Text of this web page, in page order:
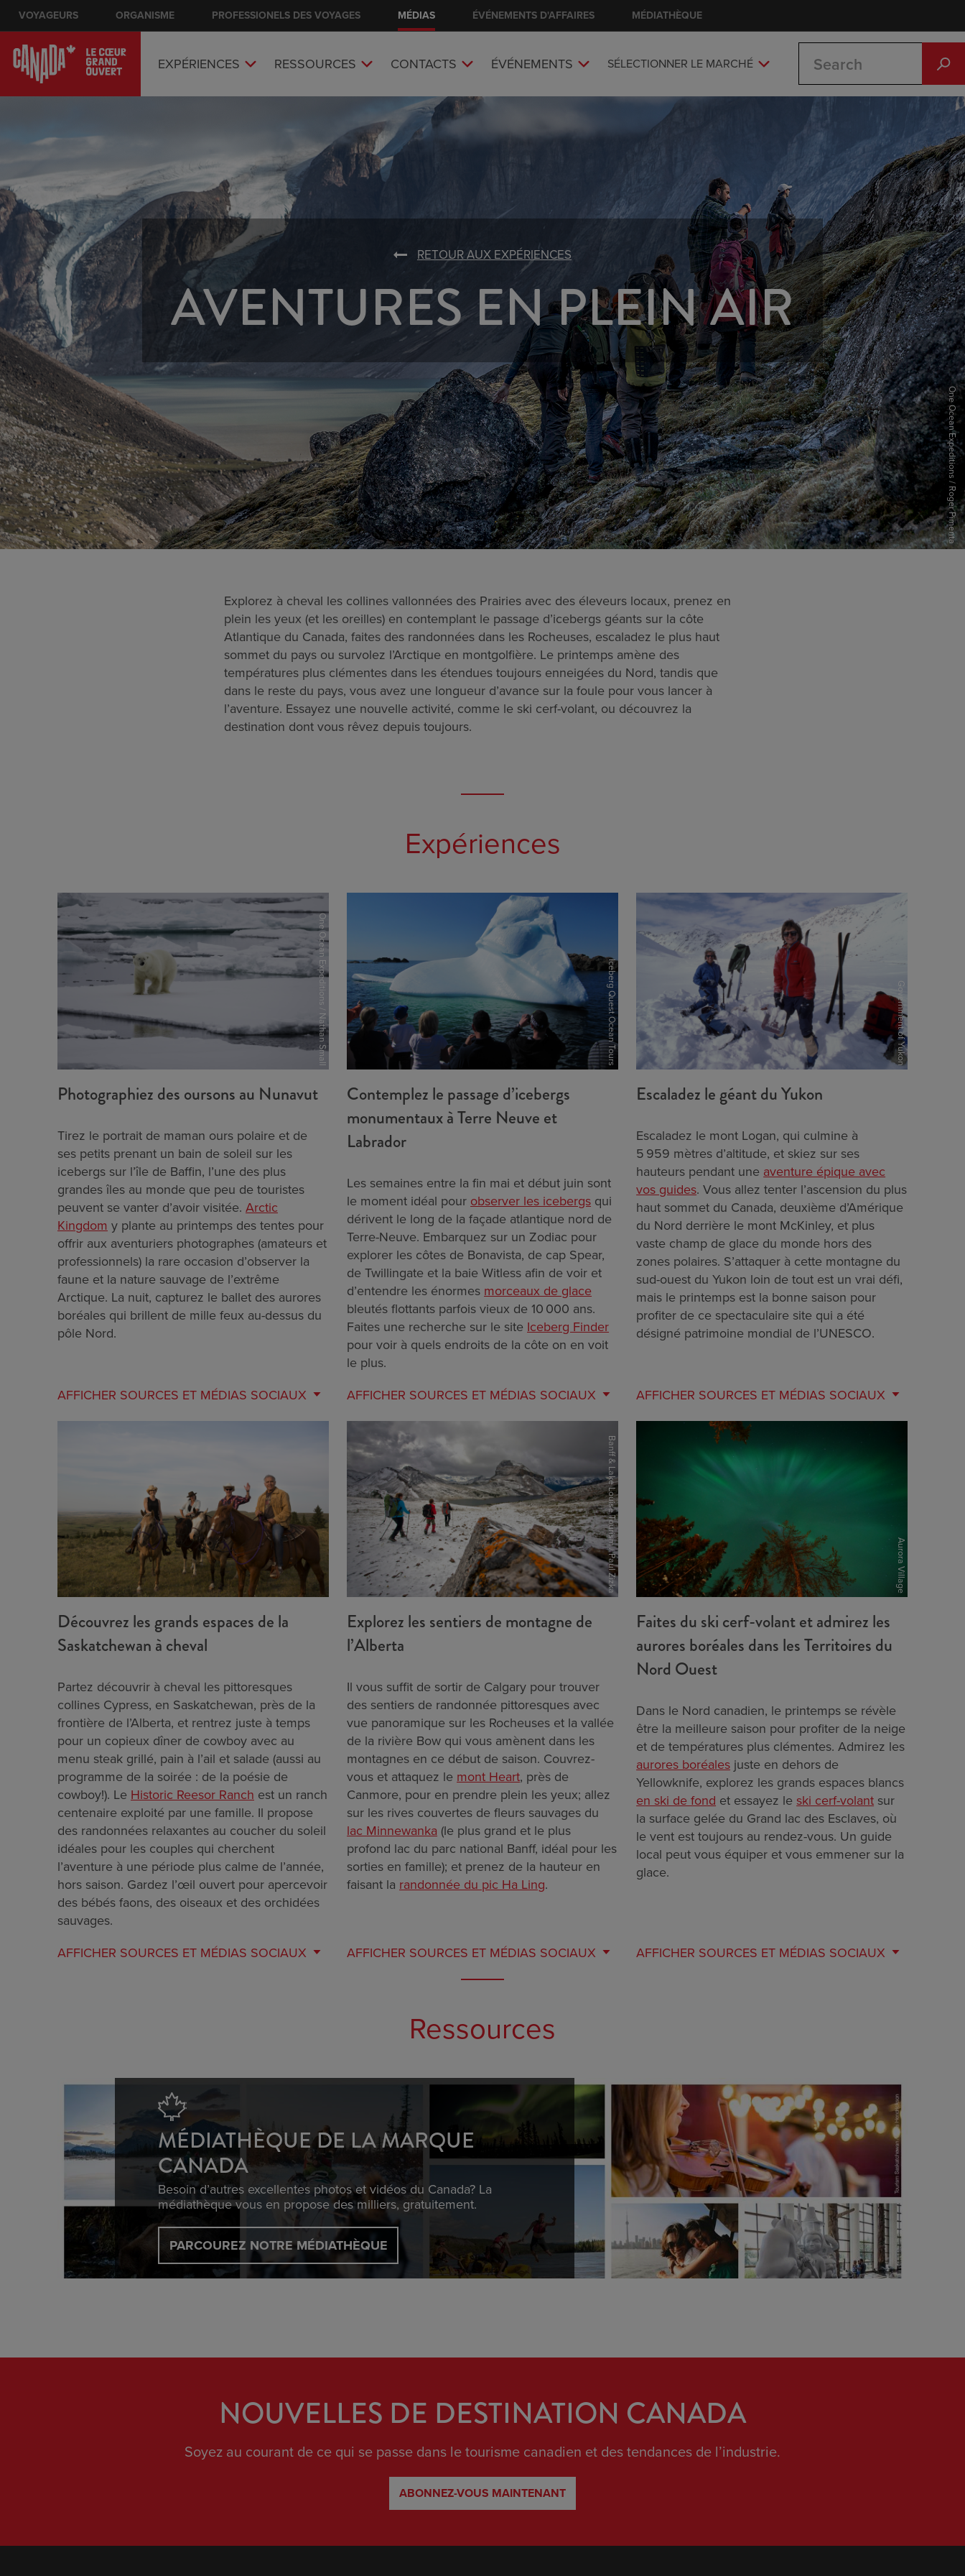
Skip
main
content
VOYAGEURS ORGANISME PROFESSIONELS DES VOYAGES MÉDIAS ÉVÉNEMENTS D'AFFAIRES MÉDIATHÈQUE
Main nav
EXPÉRIENCES RESSOURCES CONTACTS ÉVÉNEMENTS SÉLECTIONNER LE MARCHÉ
Search
RETOUR AUX EXPÉRIENCES
AVENTURES EN PLEIN AIR
One Ocean Expeditions / Roger Pimenta
Explorez à cheval les collines vallonnées des Prairies avec des éleveurs locaux, prenez en
plein les yeux (et les oreilles) en contemplant le passage d’icebergs géants sur la côte
Atlantique du Canada, faites des randonnées dans les Rocheuses, escaladez le plus haut
sommet du pays ou survolez l’Arctique en montgolfière. Le printemps amène des
températures plus clémentes dans les étendues toujours enneigées du Nord, tandis que
dans le reste du pays, vous avez une longueur d’avance sur la foule pour vous lancer à
l’aventure. Essayez une nouvelle activité, comme le ski cerf-volant, ou découvrez la
destination dont vous rêvez depuis toujours.
Expériences
One Ocean Expeditions / Nathan Small
Photographiez des oursons au Nunavut
Tirez le portrait de maman ours polaire et de
ses petits prenant un bain de soleil sur les
icebergs sur l’île de Baffin, l’une des plus
grandes îles au monde que peu de touristes
peuvent se vanter d’avoir visitée. Arctic
Kingdom y plante au printemps des tentes pour
offrir aux aventuriers photographes (amateurs et
professionnels) la rare occasion d’observer la
faune et la nature sauvage de l’extrême
Arctique. La nuit, capturez le ballet des aurores
boréales qui brillent de mille feux au-dessus du
pôle Nord.
AFFICHER SOURCES ET MÉDIAS SOCIAUX
Iceberg Quest Ocean Tours
Contemplez le passage d’icebergs
monumentaux à Terre Neuve et
Labrador
Les semaines entre la fin mai et début juin sont
le moment idéal pour observer les icebergs qui
dérivent le long de la façade atlantique nord de
Terre-Neuve. Embarquez sur un Zodiac pour
explorer les côtes de Bonavista, de cap Spear,
de Twillingate et la baie Witless afin de voir et
d’entendre les énormes morceaux de glace
bleutés flottants parfois vieux de 10 000 ans.
Faites une recherche sur le site Iceberg Finder
pour voir à quels endroits de la côte on en voit
le plus.
AFFICHER SOURCES ET MÉDIAS SOCIAUX
Government of Yukon
Escaladez le géant du Yukon
Escaladez le mont Logan, qui culmine à
5 959 mètres d’altitude, et skiez sur ses
hauteurs pendant une aventure épique avec
vos guides. Vous allez tenter l’ascension du plus
haut sommet du Canada, deuxième d’Amérique
du Nord derrière le mont McKinley, et plus
vaste champ de glace du monde hors des
zones polaires. S’attaquer à cette montagne du
sud-ouest du Yukon loin de tout est un vrai défi,
mais le printemps est la bonne saison pour
profiter de ce spectaculaire site qui a été
désigné patrimoine mondial de l’UNESCO.
AFFICHER SOURCES ET MÉDIAS SOCIAUX
Découvrez les grands espaces de la
Saskatchewan à cheval
Partez découvrir à cheval les pittoresques
collines Cypress, en Saskatchewan, près de la
frontière de l’Alberta, et rentrez juste à temps
pour un copieux dîner de cowboy avec au
menu steak grillé, pain à l’ail et salade (aussi au
programme de la soirée : de la poésie de
cowboy!). Le Historic Reesor Ranch est un ranch
centenaire exploité par une famille. Il propose
des randonnées relaxantes au coucher du soleil
idéales pour les couples qui cherchent
l’aventure à une période plus calme de l’année,
hors saison. Gardez l’œil ouvert pour apercevoir
des bébés faons, des oiseaux et des orchidées
sauvages.
AFFICHER SOURCES ET MÉDIAS SOCIAUX
Banff & Lake Louise Tourism / Paul Zizka
Explorez les sentiers de montagne de
l’Alberta
Il vous suffit de sortir de Calgary pour trouver
des sentiers de randonnée pittoresques avec
vue panoramique sur les Rocheuses et la vallée
de la rivière Bow qui vous amènent dans les
montagnes en ce début de saison. Couvrez-
vous et attaquez le mont Heart, près de
Canmore, pour en prendre plein les yeux; allez
sur les rives couvertes de fleurs sauvages du
lac Minnewanka (le plus grand et le plus
profond lac du parc national Banff, idéal pour les
sorties en famille); et prenez de la hauteur en
faisant la randonnée du pic Ha Ling.
AFFICHER SOURCES ET MÉDIAS SOCIAUX
Aurora Village
Faites du ski cerf-volant et admirez les
aurores boréales dans les Territoires du
Nord Ouest
Dans le Nord canadien, le printemps se révèle
être la meilleure saison pour profiter de la neige
et de températures plus clémentes. Admirez les
aurores boréales juste en dehors de
Yellowknife, explorez les grands espaces blancs
en ski de fond et essayez le ski cerf-volant sur
la surface gelée du Grand lac des Esclaves, où
le vent est toujours au rendez-vous. Un guide
local peut vous équiper et vous emmener sur la
glace.
AFFICHER SOURCES ET MÉDIAS SOCIAUX
Ressources
MÉDIATHÈQUE DE LA MARQUE
CANADA
Besoin d’autres excellentes photos et vidéos du Canada? La
médiathèque vous en propose des milliers, gratuitement.
PARCOUREZ NOTRE MÉDIATHÈQUE
NOUVELLES DE DESTINATION CANADA
Soyez au courant de ce qui se passe dans le tourisme canadien et des tendances de l’industrie.
ABONNEZ-VOUS MAINTENANT